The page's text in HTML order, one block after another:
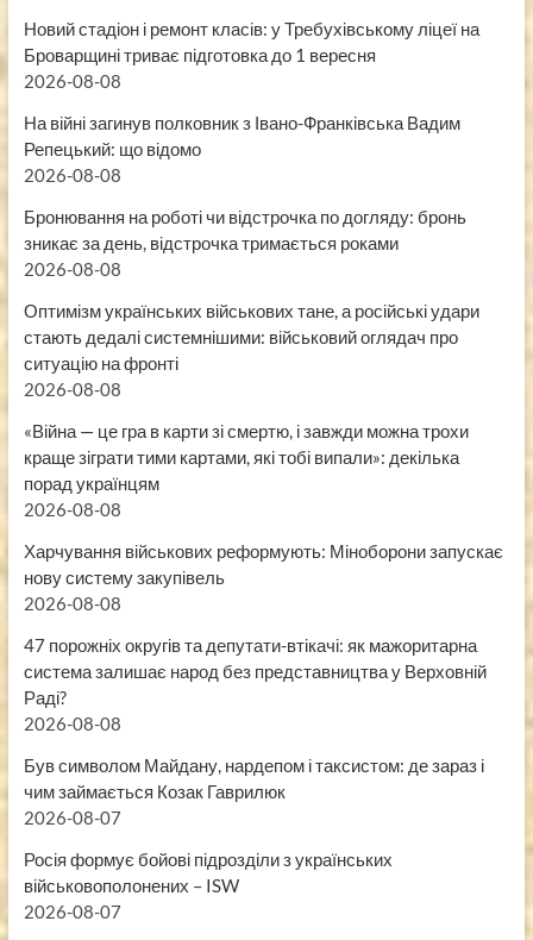
Новий стадіон і ремонт класів: у Требухівському ліцеї на
Броварщині триває підготовка до 1 вересня
2026-08-08
На війні загинув полковник з Івано-Франківська Вадим
Репецький: що відомо
2026-08-08
Бронювання на роботі чи відстрочка по догляду: бронь
зникає за день, відстрочка тримається роками
2026-08-08
Оптимізм українських військових тане, а російські удари
стають дедалі системнішими: військовий оглядач про
ситуацію на фронті
2026-08-08
«Війна — це гра в карти зі смертю, і завжди можна трохи
краще зіграти тими картами, які тобі випали»: декілька
порад українцям
2026-08-08
Харчування військових реформують: Міноборони запускає
нову систему закупівель
2026-08-08
47 порожніх округів та депутати-втікачі: як мажоритарна
система залишає народ без представництва у Верховній
Раді?
2026-08-08
Був символом Майдану, нардепом і таксистом: де зараз і
чим займається Козак Гаврилюк
2026-08-07
Росія формує бойові підрозділи з українських
військовополонених – ISW
2026-08-07